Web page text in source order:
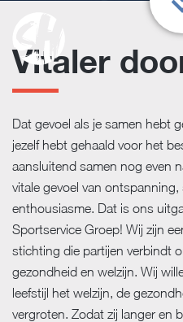
Vitaler
Dat gevoel als je samen hebt
jezelf hebt gehaald voor het
aansluitend samen nog even
vitale gevoel van
enthousiasme. Dat is ons
Sportservice Groep! Wij zijn
stichting die partijen verbindt
gezondheid en welzijn. Wij
leefstijl het welzijn, de
vergroten. Zodat zij langer en